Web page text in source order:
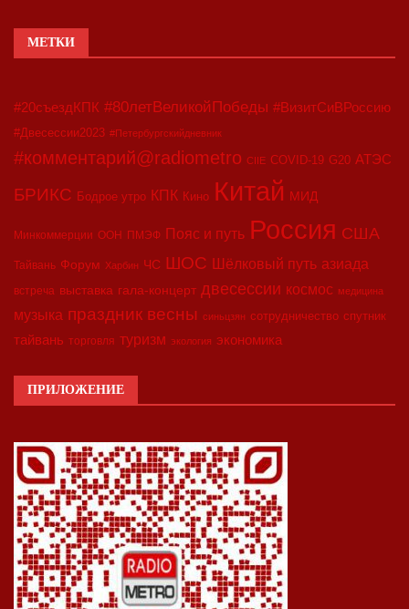
МЕТКИ
#20съездКПК #80летВеликойПобеды #ВизитСиВРоссию
#Двесессии2023 #Петербургскийдневник
#комментарий@radiometro CIIE COVID-19 G20 АТЭС
БРИКС Бодрое утро КПК Кино Китай МИД
Минкоммерции ООН ПМЭФ Пояс и путь Россия США
Тайвань Форум Харбин ЧС ШОС Шёлковый путь азиада
встреча выставка гала-концерт двесессии космос медицина
музыка праздник весны синьцзян сотрудничество спутник
тайвань торговля туризм экология экономика
ПРИЛОЖЕНИЕ